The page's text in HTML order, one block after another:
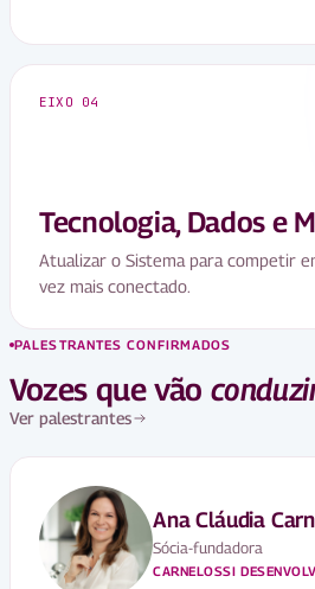
EIXO 04
Tecnologia, Dados e
Atualizar o Sistema para competir
vez mais conectado.
PALESTRANTES CONFIRMADOS
Vozes que vão
Ver palestrantes
Ana Cláudia
Sócia-fundadora
CARNELOSSI